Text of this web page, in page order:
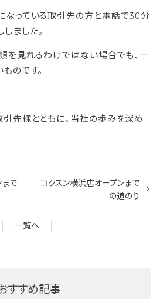
なっている取引先の方と電話で30分
ました。
を見れるわけではない場合でも、一
のです。
先様とともに、当社の歩みを深め
で
一覧へ
コクスン横浜店オープンまで
の道のり
すすめ記事